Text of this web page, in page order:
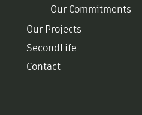
Our Commitments
Our Projects
SecondLife
Contact